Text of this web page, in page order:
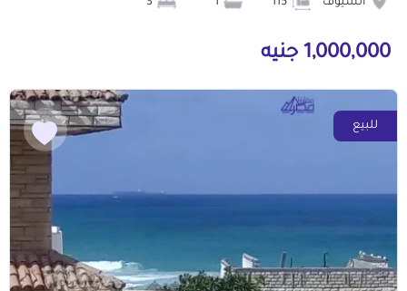
السيوف
1,000,000 جنيه
للبيع